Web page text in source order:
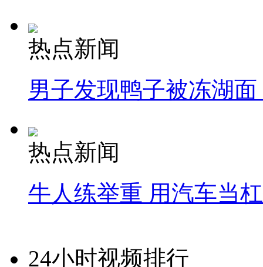
热点新闻
男子发现鸭子被冻湖
热点新闻
牛人练举重 用汽车当
24小时视频排行